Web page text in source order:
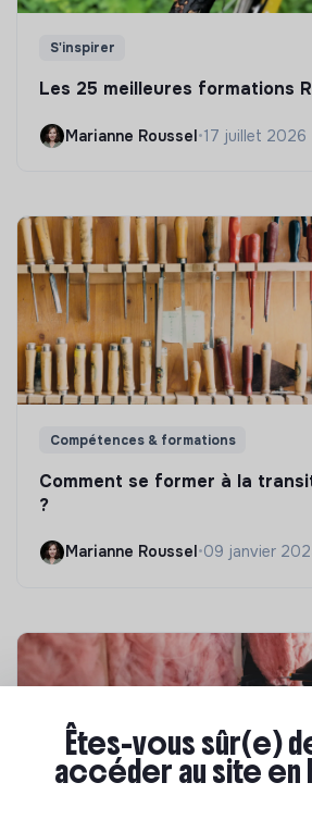
S'inspirer
Les 25 meilleures formations
Marianne Roussel•17 juillet 2026
Compétences & formations
Comment se former à la
?
Marianne Roussel •09 janvier
Êtes-vous sûr(e)
accéder au site en